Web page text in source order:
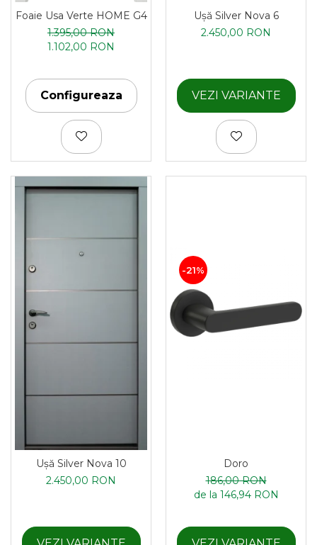
Foaie Usa Verte HOME G4
1.395,00 RON
1.102,00 RON
Configureaza
Ușă Silver Nova 6
2.450,00 RON
VEZI VARIANTE
Ușă Silver Nova 10
2.450,00 RON
-21%
Doro
186,00 RON
de la 146,94 RON